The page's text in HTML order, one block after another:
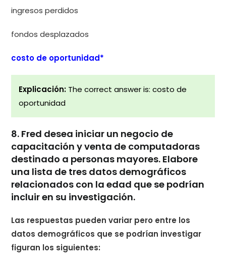
ingresos perdidos
fondos desplazados
costo de oportunidad*
Explicación: The correct answer is: costo de
oportunidad
8. Fred desea iniciar un negocio de
capacitación y venta de computadoras
destinado a personas mayores. Elabore
una lista de tres datos demográficos
relacionados con la edad que se podrían
incluir en su investigación.
Las respuestas pueden variar pero entre los
datos demográficos que se podrían investigar
figuran los siguientes: